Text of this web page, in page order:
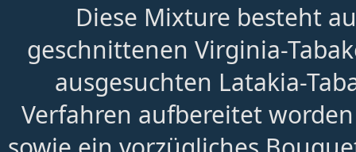
Diese Mixture besteht
geschnittenen Virginia-
ausgesuchten Latakia-
Verfahren aufbereitet